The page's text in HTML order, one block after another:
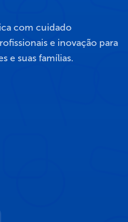
com cuidado
e inovação para
e suas famílias.